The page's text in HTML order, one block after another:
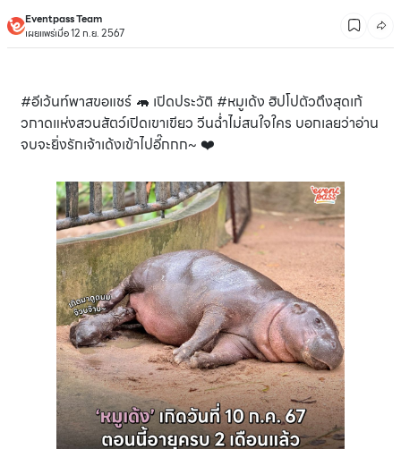
Eventpass Team
เผยแพร่เมื่อ 12 ก.ย. 2567
#อีเว้นท์พาสขอแชร์ 🦛 เปิดประวัติ #หมูเด้ง ฮิปโปตัวตึงสุดเก้
วกาดแห่งสวนสัตว์เปิดเขาเขียว วีนฉ่ำไม่สนใจใคร บอกเลยว่าอ่าน
จบจะยิ่งรักเจ้าเด้งเข้าไปอี๊กกก~ ❤️